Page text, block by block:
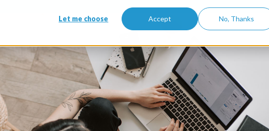
Let me choose Accept No, Thanks